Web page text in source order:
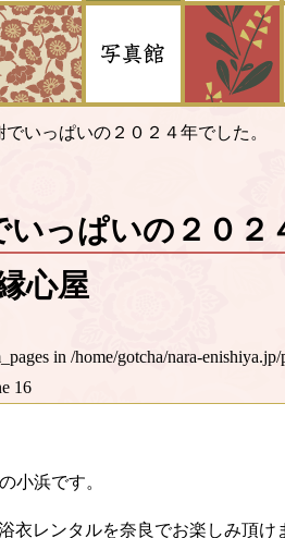
でいっぱいの２０２４年でした。
いっぱいの２０２
心屋
in /home/gotcha/nara-
16
小浜です。
衣レンタルを奈良でお楽しみ頂け